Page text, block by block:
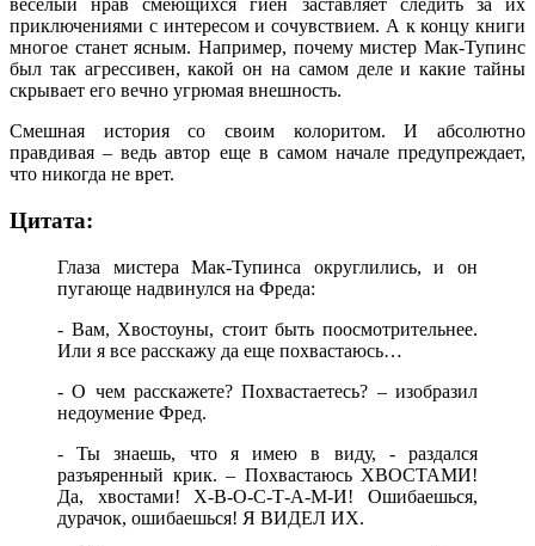
веселый нрав смеющихся гиен заставляет следить за их
приключениями с интересом и сочувствием. А к концу книги
многое станет ясным. Например, почему мистер Мак-Тупинс
был так агрессивен, какой он на самом деле и какие тайны
скрывает его вечно угрюмая внешность.
Смешная история со своим колоритом. И абсолютно
правдивая – ведь автор еще в самом начале предупреждает,
что никогда не врет.
Цитата:
Глаза мистера Мак-Тупинса округлились, и он
пугающе надвинулся на Фреда:
- Вам, Хвостоуны, стоит быть поосмотрительнее.
Или я все расскажу да еще похвастаюсь…
- О чем расскажете? Похвастаетесь? – изобразил
недоумение Фред.
- Ты знаешь, что я имею в виду, - раздался
разъяренный крик. – Похвастаюсь ХВОСТАМИ!
Да, хвостами! Х-В-О-С-Т-А-М-И! Ошибаешься,
дурачок, ошибаешься! Я ВИДЕЛ ИХ.